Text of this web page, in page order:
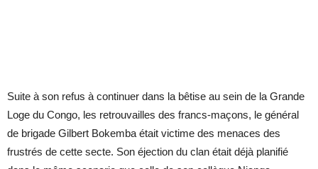
Suite à son refus à continuer dans la bêtise au sein de la Grande
Loge du Congo, les retrouvailles des francs-maçons, le général
de brigade Gilbert Bokemba était victime des menaces des
frustrés de cette secte. Son éjection du clan était déjà planifié